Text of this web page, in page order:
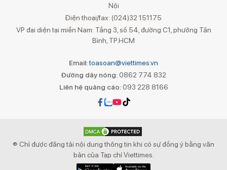
Nội
Điện thoại/fax: (024)32 151175
VP đại diện tại miền Nam: Tầng 3, số 54, đường C1, phường Tân
Bình, TP.HCM
Email:toasoan@viettimes.vn
Đường dây nóng: 0862 774 832
Liên hệ quảng cáo:093 228 8166
® Chỉ được đăng tải nội dung thông tin khi có sự đồng ý bằng văn
bản của Tạp chí Viettimes.